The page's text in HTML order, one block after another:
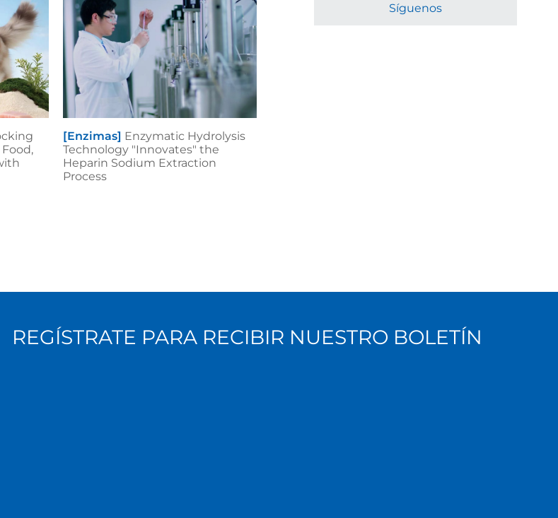
[Enzimas] Enzymatic Hydrolysis
Technology "Innovates" the
Heparin Sodium Extraction
Process
Síguenos
REGÍSTRATE PARA RECIBIR NUESTRO BOLETÍN